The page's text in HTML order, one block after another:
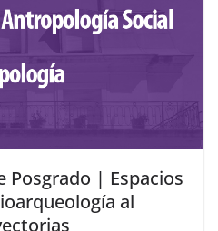
Posgrado | Espacios
al